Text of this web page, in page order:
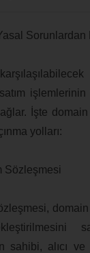
Sorunlardan
İşte domain
yolları:
Sözleşmesi
sahibi, alıcı ve